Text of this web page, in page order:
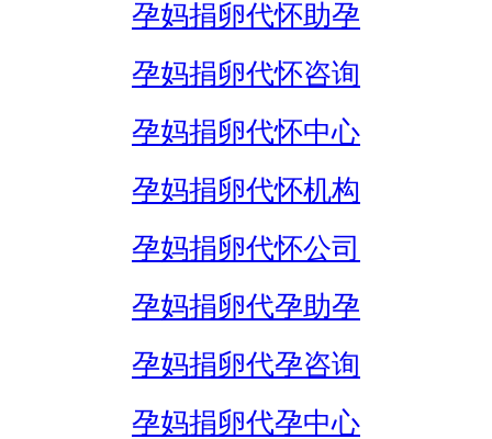
孕妈捐卵代怀助孕
孕妈捐卵代怀咨询
孕妈捐卵代怀中心
孕妈捐卵代怀机构
孕妈捐卵代怀公司
孕妈捐卵代孕助孕
孕妈捐卵代孕咨询
孕妈捐卵代孕中心